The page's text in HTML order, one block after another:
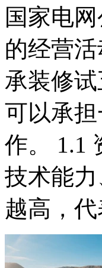
国家电
的经营
承装修
可以承
作。 1.1
技术能
越高，